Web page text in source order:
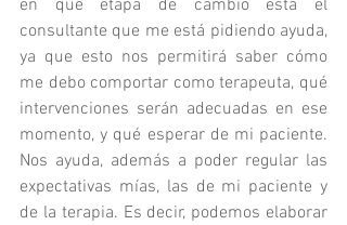
en qué etapa de cambio está el
consultante que me está pidiendo ayuda,
ya que esto nos permitirá saber cómo
me debo comportar como terapeuta, qué
intervenciones serán adecuadas en ese
momento, y qué esperar de mi paciente.
Nos ayuda, además a poder regular las
expectativas mías, las de mi paciente y
de la terapia. Es decir, podemos elaborar